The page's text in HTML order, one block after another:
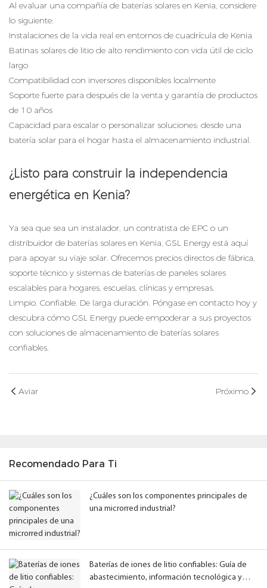
Al evaluar una compañía de baterías solares en Kenia, considere
lo siguiente:
Instalaciones de la vida real en entornos de cuadrícula de Kenia
Batinas solares de litio de alto rendimiento con vida útil de ciclo
largo
Compatibilidad con inversores disponibles localmente
Soporte fuerte para después de la venta y garantía de productos
de 10 años
Capacidad para escalar o personalizar soluciones: desde una
batería solar para el hogar hasta el almacenamiento industrial.
¿Listo para construir la independencia
energética en Kenia?
Ya sea que sea un instalador, un contratista de EPC o un
distribuidor de baterías solares en Kenia, GSL Energy está aquí
para apoyar su viaje solar. Ofrecemos precios directos de fábrica,
soporte técnico y sistemas de baterías de paneles solares
escalables para hogares, escuelas, clínicas y empresas.
Limpio. Confiable. De larga duración. Póngase en contacto hoy y
descubra cómo GSL Energy puede empoderar a sus proyectos
con soluciones de almacenamiento de baterías solares
confiables.
Aviar Próximo
Recomendado Para Ti
¿Cuáles son los componentes principales de
una microrred industrial?
Baterías de iones de litio confiables: Guía de
abastecimiento, información tecnológica y